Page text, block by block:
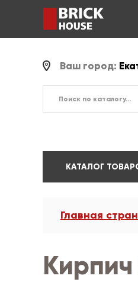
Ваш город:
КАТАЛОГ
Главная